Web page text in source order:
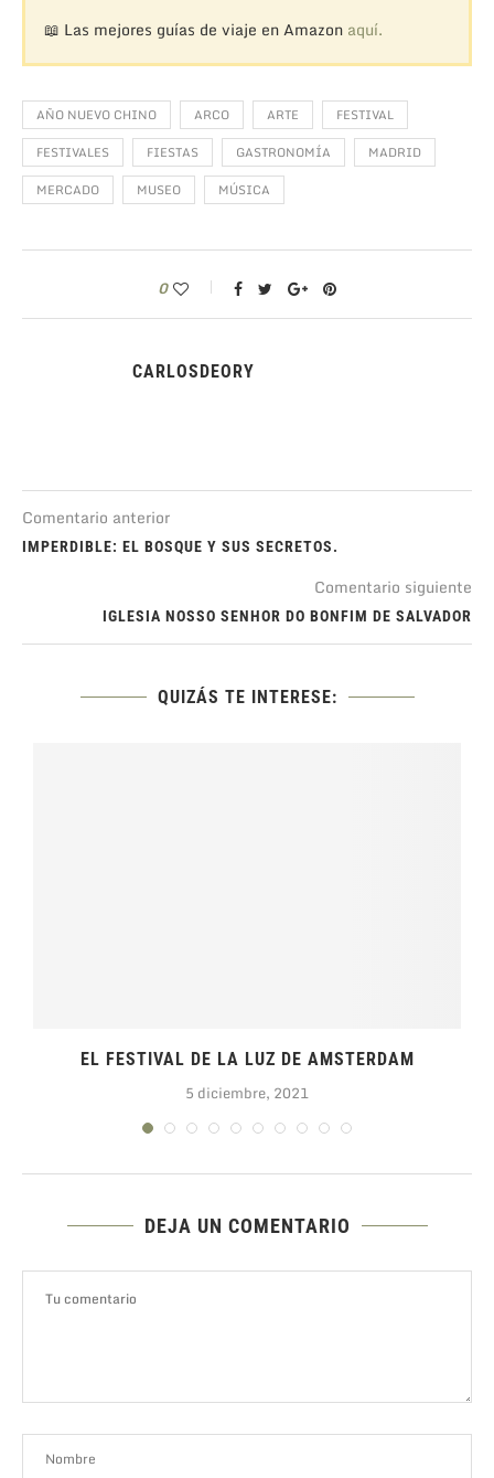
📖 Las mejores guías de viaje en Amazon aquí.
AÑO NUEVO CHINO ARCO ARTE
FESTIVAL
FESTIVALES
FIESTAS GASTRONOMÍA
MADRID
MERCADO
MUSEO MÚSICA
0
CARLOSDEORY
Comentario anterior
IMPERDIBLE: EL BOSQUE Y SUS SECRETOS.
Comentario siguiente
IGLESIA NOSSO SENHOR DO BONFIM DE SALVADOR
QUIZÁS TE INTERESE:
EL FESTIVAL DE LA LUZ DE AMSTERDAM
5 diciembre, 2021
DEJA UN COMENTARIO